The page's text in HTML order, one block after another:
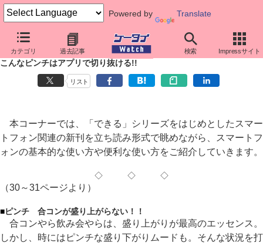
Powered by Translate
カテゴリ 過去記事 検索 Impressサイト
≪新刊立ち読み≫スマートフォンのはじめかた
「Androider+」12月号
こんなピンチはアプリで切り抜ける!!
リスト
本コーナーでは、「できる」シリーズをはじめとしたスマー
トフォン関連の新刊を立ち読み形式で眺めながら、スマートフ
ォンの基本的な使い方や便利な使い方をご紹介していきます。
◇ ◇ ◇
（30～31ページより）
■ピンチ 合コンが盛り上がらない！！
合コンやら飲み会やらは、盛り上がりが最高のエッセンス。
しかし、時にはピンチな盛り下がりムードも。そんな状況を打